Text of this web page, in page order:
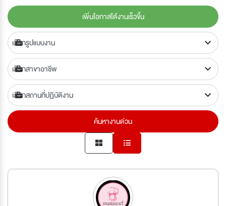
เพิ่มโอกาสได้งานเร็วขึ้น
ค้นหางานด่วน